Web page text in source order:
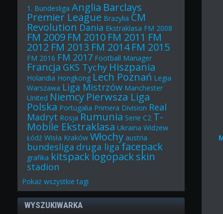
1. Bundesliga Anglia Barclays
Premier League Brazylia CM
Revolution Dania Ekstraklasa FM 2008
FM 2009 FM 2010 FM 2011 FM
2012 FM 2013 FM 2014 FM 2015
FM 2016 FM 2017 Football Manager
Francja GKS Tychy Hiszpania
Holandia Hongkong Lech Poznań Legia
Warszawa Liga Mistrzów Manchester
United Niemcy Pierwsza Liga
Polska Portugalia Primera Division Real
Madryt Rosja Rumunia Serie C2 T-
Mobile Ekstraklasa Ukraina Widzew
Łódź Wisła Kraków Włochy austria
bundesliga druga ligafacepack
grafika kitspacklogopackskin
stadion
Pokażwszystkie tagi
WYSZUKIWARKA